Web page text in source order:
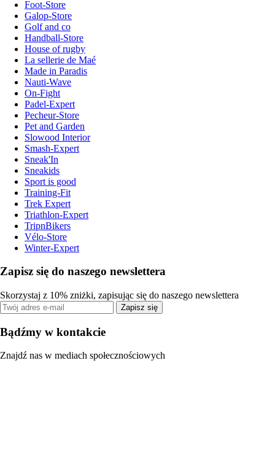
Foot-Store
Galop-Store
Golf and co
Handball-Store
House of rugby
La sellerie de Maé
Made in Paradis
Nauti-Wave
On-Fight
Padel-Expert
Pecheur-Store
Pet and Garden
Slowood Interior
Smash-Expert
Sneak'In
Sneakids
Sport is good
Training-Fit
Trek Expert
Triathlon-Expert
TripnBikers
Vélo-Store
Winter-Expert
Zapisz się do naszego newslettera
Skorzystaj z 10% zniżki, zapisując się do naszego newslettera
Zapisz się
Bądźmy w kontakcie
Znajdź nas w mediach społecznościowych